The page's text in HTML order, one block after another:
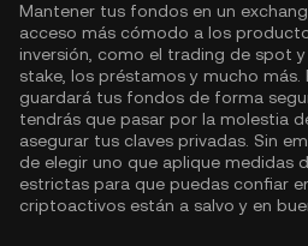
Mantener tus fondos en un
acceso más cómodo a los
inversión, como el trading de spot
stake, los préstamos y mucho más.
guardará tus fondos de forma
tendrás que pasar por la molestia
asegurar tus claves privadas. Sin
de elegir uno que aplique medidas
estrictas para que puedas confiar
criptoactivos están a salvo y en